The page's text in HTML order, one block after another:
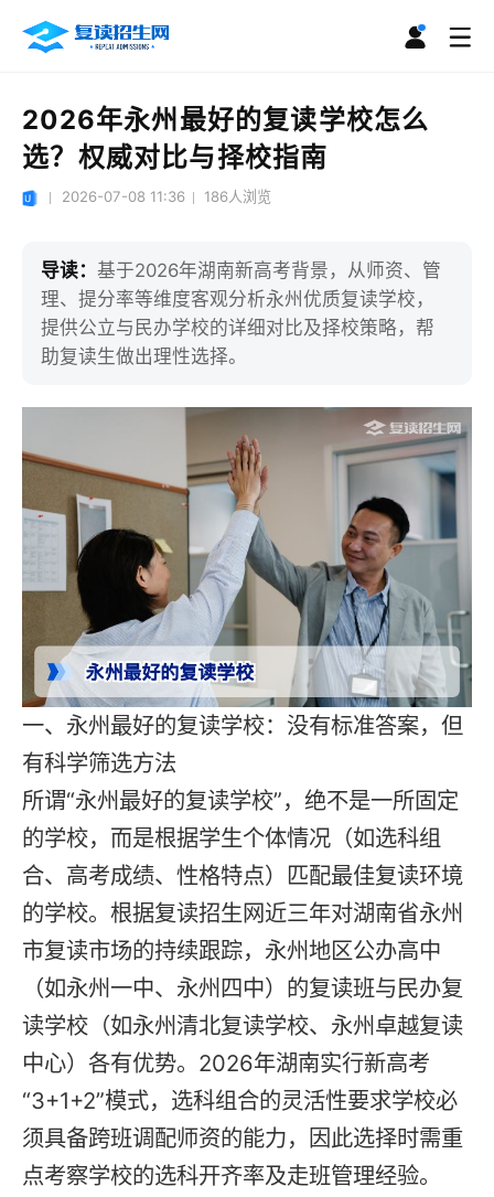
2026年永州最好的复读学校怎么
选？权威对比与择校指南
2026-07-08 11:36 186人浏览
导读：基于2026年湖南新高考背景，从师资、管
理、提分率等维度客观分析永州优质复读学校，
提供公立与民办学校的详细对比及择校策略，帮
助复读生做出理性选择。
一、永州最好的复读学校：没有标准答案，但
有科学筛选方法
所谓“永州最好的复读学校”，绝不是一所固定
的学校，而是根据学生个体情况（如选科组
合、高考成绩、性格特点）匹配最佳复读环境
的学校。根据复读招生网近三年对湖南省永州
市复读市场的持续跟踪，永州地区公办高中
（如永州一中、永州四中）的复读班与民办复
读学校（如永州清北复读学校、永州卓越复读
中心）各有优势。2026年湖南实行新高考
“3+1+2”模式，选科组合的灵活性要求学校必
须具备跨班调配师资的能力，因此选择时需重
点考察学校的选科开齐率及走班管理经验。